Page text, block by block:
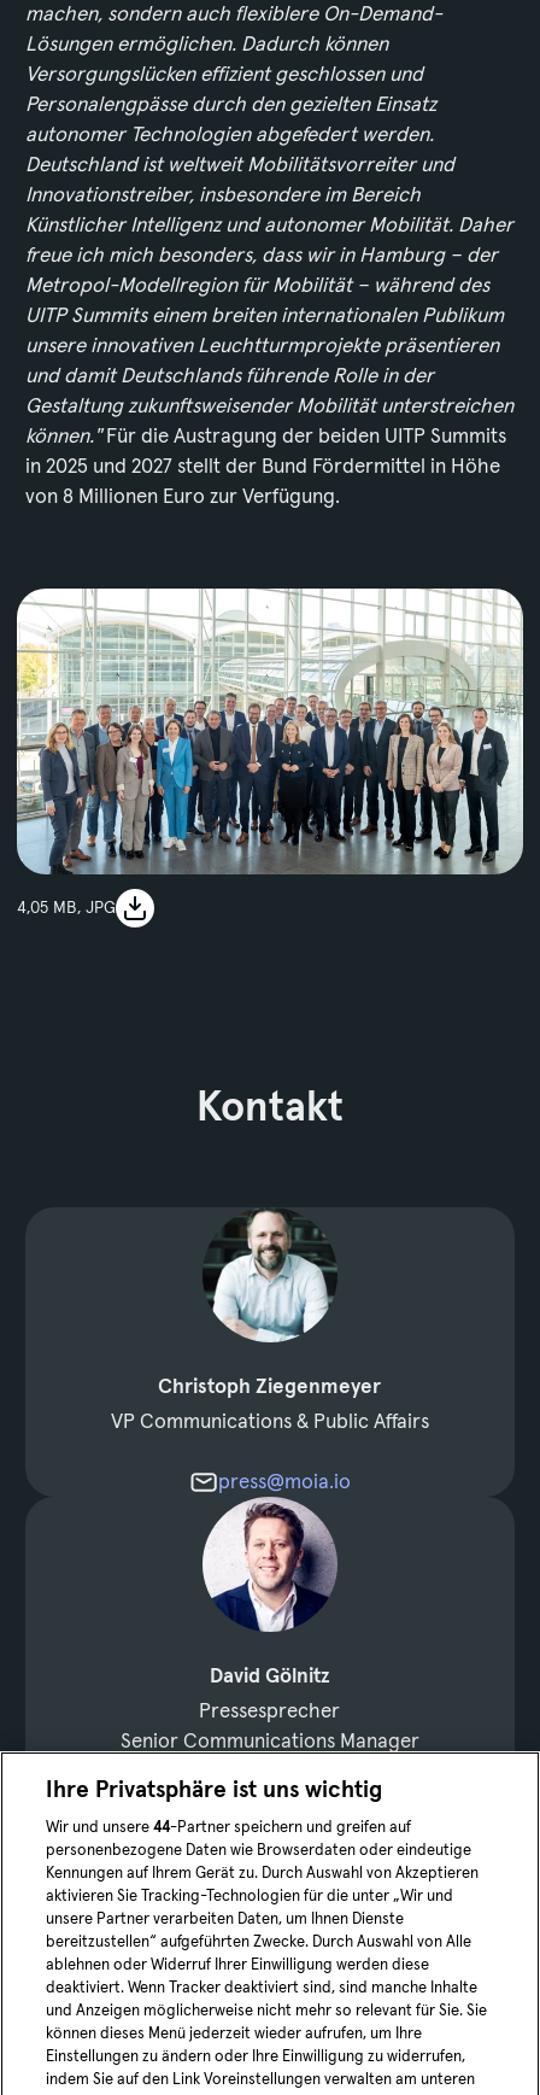
machen, sondern auch flexiblere On-Demand-
Lösungen ermöglichen. Dadurch können
Versorgungslücken effizient geschlossen und
Personalengpässe durch den gezielten Einsatz
autonomer Technologien abgefedert werden.
Deutschland ist weltweit Mobilitätsvorreiter und
Innovationstreiber, insbesondere im Bereich
Künstlicher Intelligenz und autonomer Mobilität. Daher
freue ich mich besonders, dass wir in Hamburg – der
Metropol-Modellregion für Mobilität – während des
UITP Summits einem breiten internationalen Publikum
unsere innovativen Leuchtturmprojekte präsentieren
und damit Deutschlands führende Rolle in der
Gestaltung zukunftsweisender Mobilität unterstreichen
können."Für die Austragung der beiden UITP Summits
in 2025 und 2027 stellt der Bund Fördermittel in Höhe
von 8 Millionen Euro zur Verfügung.
image
4,05 MB, JPG
Kontakt
Christoph Ziegenmeyer
VP Communications & Public Affairs
press@moia.io
David Gölnitz
Pressesprecher
Senior Communications Manager
+4915228465411
david.goelnitz@moia.io
Jetzt vernetzen
Ihre Privatsphäre ist uns wichtig
Wir und unsere44-Partner speichern und greifen auf
personenbezogene Daten wie Browserdaten oder eindeutige
Kennungen auf Ihrem Gerät zu. Durch Auswahl von Akzeptieren
aktivieren Sie Tracking-Technologien für die unter „Wir und
unsere Partner verarbeiten Daten, um Ihnen Dienste
bereitzustellen“ aufgeführten Zwecke. Durch Auswahl von Alle
ablehnen oder Widerruf Ihrer Einwilligung werden diese
deaktiviert. Wenn Tracker deaktiviert sind, sind manche Inhalte
und Anzeigen möglicherweise nicht mehr so relevant für Sie. Sie
können dieses Menü jederzeit wieder aufrufen, um Ihre
Einstellungen zu ändern oder Ihre Einwilligung zu widerrufen,
indem Sie auf den Link Voreinstellungen verwalten am unteren